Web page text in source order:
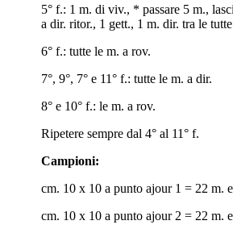
5° f.: 1 m. di viv., * passare 5 m.,
a dir. ritor., 1 gett., 1 m. dir. tra le
6° f.: tutte le m. a rov.
7°, 9°, 7° e 11° f.: tutte le m. a dir.
8° e 10° f.: le m. a rov.
Ripetere sempre dal 4° al 11° f.
Campioni:
cm. 10 x 10 a punto ajour 1 = 22 m.
cm. 10 x 10 a punto ajour 2 = 22 m.